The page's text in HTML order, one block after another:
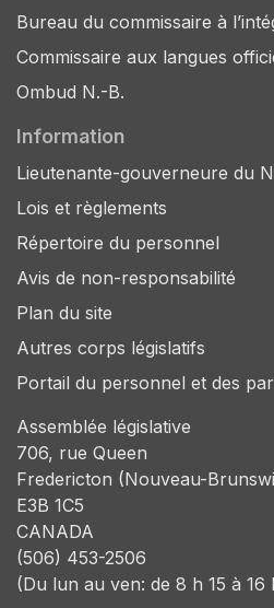
Bureau du commissaire à
Commissaire aux langues
Ombud N.-B.
Information
Lieutenante-gouverneure du
Lois et règlements
Répertoire du personnel
Avis de non-responsabilité
Plan du site
Autres corps législatifs
Portail du personnel et des
Assemblée législative
706, rue Queen
Fredericton (Nouveau-
E3B 1C5
CANADA
(506) 453-2506
(Du lun au ven: de 8 h 15 à 16